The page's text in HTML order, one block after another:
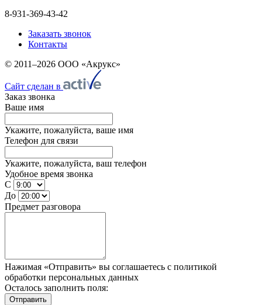
8-931-369-43-42
Заказать звонок
Контакты
© 2011–2026 ООО «Акрукс»
Сайт сделан в
Заказ звонка
Ваше имя
Укажите, пожалуйста, ваше имя
Телефон для связи
Укажите, пожалуйста, ваш телефон
Удобное время звонка
С
До
Предмет разговора
Нажимая «Отправить» вы соглашаетесь с политикой
обработки персональных данных
Осталось заполнить поля:
Отправить